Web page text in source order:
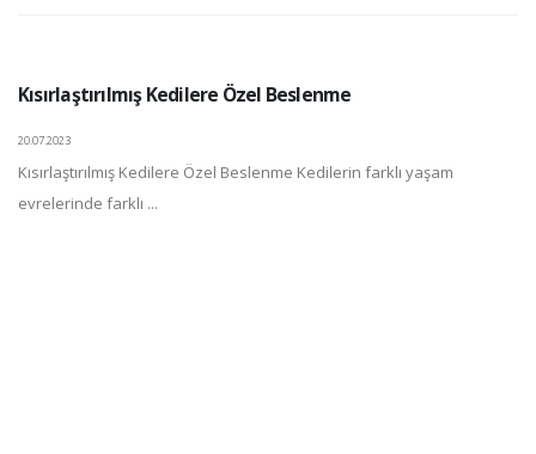
Kısırlaştırılmış Kedilere Özel Beslenme
20.07.2023
Kısırlaştırılmış Kedilere Özel Beslenme Kedilerin farklı yaşam
evrelerinde farklı ...